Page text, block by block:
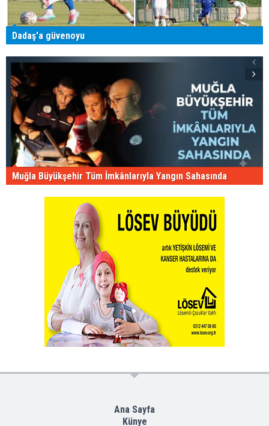
Dadaş'a güvenoyu
Muğla Büyükşehir Tüm İmkânlarıyla Yangın Sahasında
Ana Sayfa
Künye